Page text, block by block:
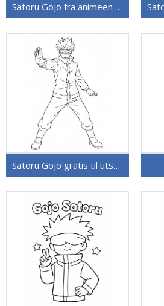
Satoru Gojo fra animeen Jujutsu Kaisen
Satoru Gojo gratis til utskrift